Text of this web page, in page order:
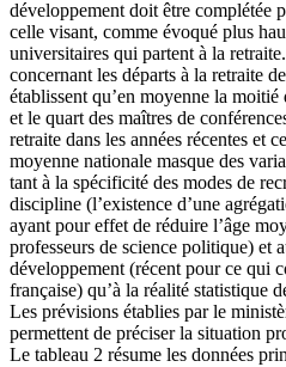
développement doit être complétée
celle visant, comme évoqué plus
universitaires qui partent à la
concernant les départs à la retraite
établissent qu’en moyenne la moitié
et le quart des maîtres de
retraite dans les années récentes et
moyenne nationale masque des
tant à la spécificité des modes de
discipline (l’existence d’une
ayant pour effet de réduire l’âge
professeurs de science politique) et
développement (récent pour ce qui
française) qu’à la réalité statistique
Les prévisions établies par le
permettent de préciser la situation
Le tableau 2 résume les données